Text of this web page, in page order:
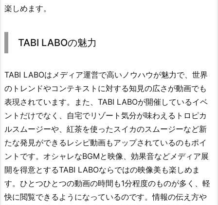
楽しめます。
TABI LABOの魅力
TABI LABOはメディア運営で高いノウハウが魅力で、世界
のトレンドやコンテキストに対する知見の広さが動画でも
表現されています。また、TABI LABOが開催しているイベ
ントだけでなく、自宅でリゾート気分が味わえるトロピカ
ルスムージーや、紅茶を使ったスイカのスムージーなど新
たな発見ができるレシピ動画もアップされているのもポイ
ントです。オシャレなBGMと映像、効果音などメディア展
開を得意とするTABI LABOならではの映像美も楽しめま
す。ひとつひとつの動画の時間も1分程度のものが多く、軽
快に閲覧できるようになっているのです。情報の伝え方や